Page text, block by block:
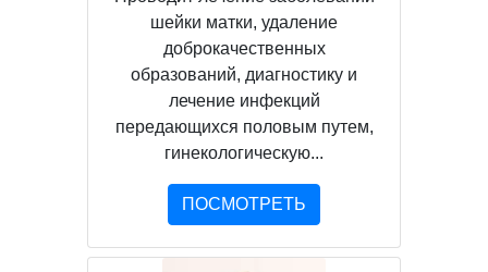
шейки матки, удаление
доброкачественных
образований, диагностику и
лечение инфекций
передающихся половым путем,
гинекологическую...
ПОСМОТРЕТЬ